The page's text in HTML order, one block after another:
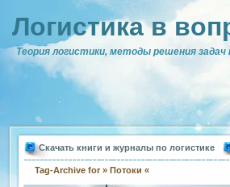
Логистика в
Теория логистики, методы решения задач
Скачать книги и журналы по логистике
Tag-Archive for » Потоки «